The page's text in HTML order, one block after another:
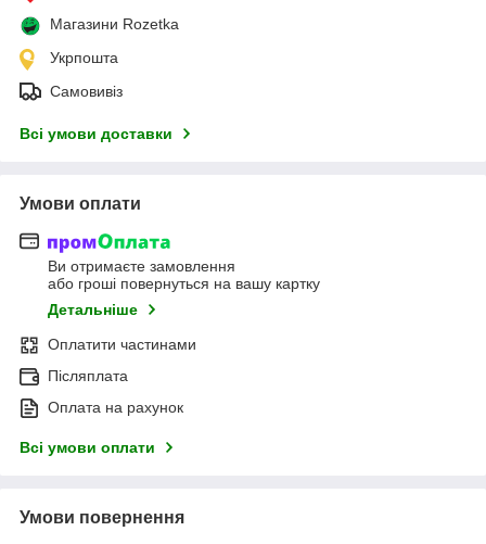
Магазини Rozetka
Укрпошта
Самовивіз
Всі умови доставки
Умови оплати
Ви отримаєте замовлення
або гроші повернуться на вашу картку
Детальніше
Оплатити частинами
Післяплата
Оплата на рахунок
Всі умови оплати
Умови повернення